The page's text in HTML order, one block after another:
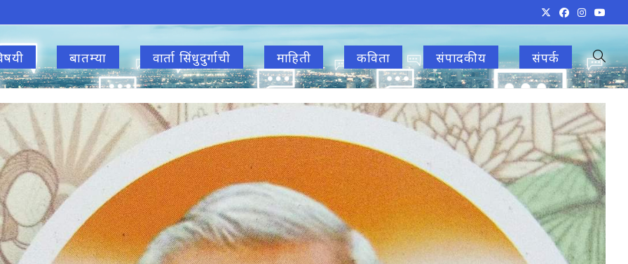
बातम्या वार्ता सिंधुदुर्गाची माहिती कविता संपादकीय संपर्क Toggle
website
search